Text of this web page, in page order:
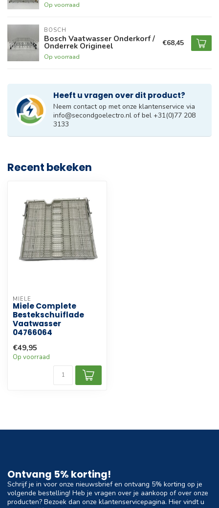
Op voorraad
BOSCH
Bosch Vaatwasser Onderkorf /
Onderrek Origineel
Op voorraad
€68,45
Heeft u vragen over dit product?
Neem contact op met onze klantenservice via
info@secondgoelectro.nl of bel +31(0)77 208
3133
Recent bekeken
MIELE
Miele Complete
Bestekschuiflade
Vaatwasser
04766064
€49,95
Op voorraad
Ontvang 5% korting!
Schrijf je in voor onze nieuwsbrief en ontvang 5% korting op je
volgende bestelling! Heb je vragen over je aankoop of over onze
producten? Bezoek dan onze klantenservicepagina. Hier vindt u